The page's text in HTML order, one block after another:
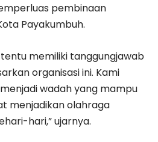
pembinaan
Payakumbuh.
memiliki tanggungjawab
organisasi ini. Kami
wadah yang mampu
menjadikan olahraga
hari,” ujarnya.